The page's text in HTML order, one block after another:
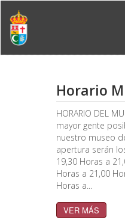
Horario
HORARIO DEL
mayor gente
nuestro museo
apertura serán
19,30 Horas a
Horas a 21,00
Horas a...
VER MÁS